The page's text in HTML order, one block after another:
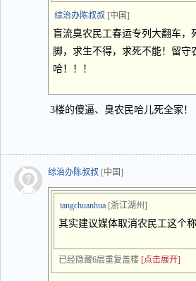
综治办陈叔叔 [中国]
盲流臭农民工春运专列大翻车
脚，求生不得，求死不能！留守
哈！！！
3楼的傻逼、臭农民哈儿死全家！
综治办陈叔叔 [中国]
tangchuanhua [浙江湖州]
其实建议媒体取消农民工这个
已经隐藏6层重复盖楼 [点击展开]